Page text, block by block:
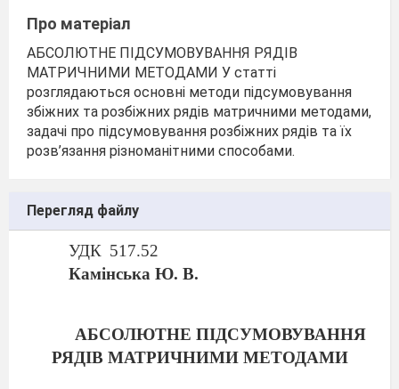
Про матеріал
АБСОЛЮТНЕ ПІДСУМОВУВАННЯ РЯДІВ
МАТРИЧНИМИ МЕТОДАМИ У статті
розглядаються основні методи підсумовування
збіжних та розбіжних рядів матричними методами,
задачі про підсумовування розбіжних рядів та їх
розв’язання різноманітними способами.
Перегляд файлу
УДК 517.52
Камінська Ю. В.
АБСОЛЮТНЕ ПІДСУМОВУВАННЯ
РЯДІВ МАТРИЧНИМИ МЕТОДАМИ